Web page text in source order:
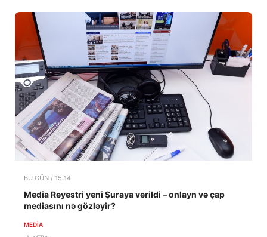
BU GÜN / 15:14
Media Reyestri yeni Şuraya verildi – onlayn və çap
mediasını nə gözləyir?
MEDİA